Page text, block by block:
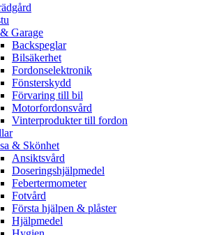
Garage
Backspeglar
Bilsäkerhet
Fordonselektronik
Fönsterskydd
Förvaring till bil
Motorfordonsvård
Vinterprodukter till fordon
& Skönhet
Ansiktsvård
Doseringshjälpmedel
Febertermometer
Fotvård
Första hjälpen & plåster
Hjälpmedel